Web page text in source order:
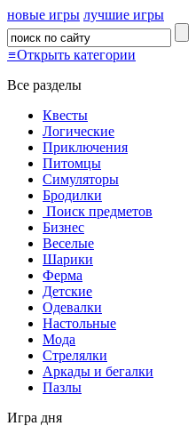
новые игры лучшие игры
≡Открыть категории
Все разделы
Квесты
Логические
Приключения
Питомцы
Симуляторы
Бродилки
Поиск предметов
Бизнес
Веселые
Шарики
Ферма
Детские
Одевалки
Настольные
Мода
Стрелялки
Аркады и бегалки
Пазлы
Игра дня